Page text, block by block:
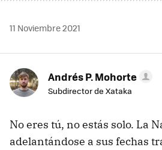
11 Noviembre 2021
Andrés P. Mohorte
Subdirector de Xataka
No eres tú, no estás solo. La
adelantándose a sus fechas